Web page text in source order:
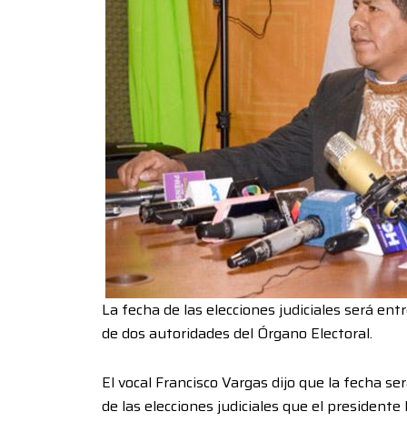
La fecha de las elecciones judiciales será
de dos autoridades del Órgano Electoral.
El vocal Francisco Vargas dijo que la fecha
de las elecciones judiciales que el